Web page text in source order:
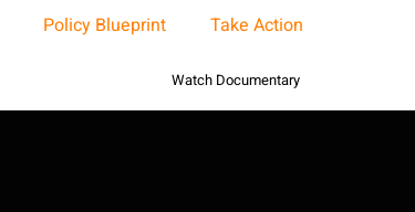
Policy Blueprint Take Action
Watch Documentary